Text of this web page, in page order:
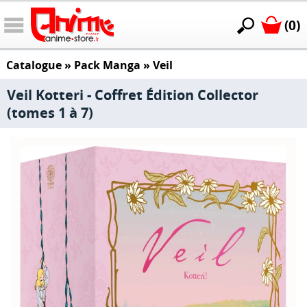
(0)
Catalogue» Pack Manga » Veil
Veil Kotteri - Coffret Édition Collector
(tomes 1 à 7)